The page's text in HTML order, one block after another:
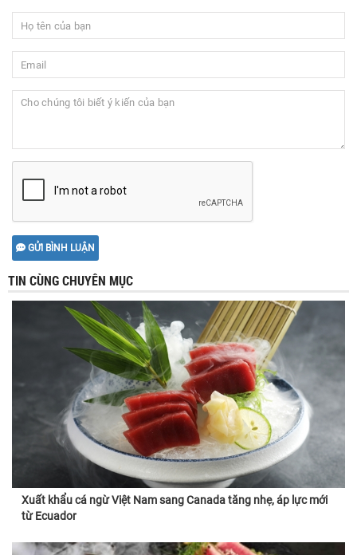
GỬI BÌNH LUẬN
TIN CÙNG CHUYÊN MỤC
Xuất khẩu cá ngừ Việt Nam sang Canada tăng nhẹ, áp lực mới
từ Ecuador